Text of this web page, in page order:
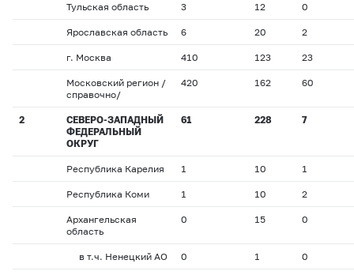
Тульская область 3 12 0
Ярославская область 6 20 2
г. Москва 410 123 23
Московский регион /
справочно/
420 162 60
2
СЕВЕРО-ЗАПАДНЫЙ
ФЕДЕРАЛЬНЫЙ
ОКРУГ
61 228 7
Республика Карелия 1 10 1
Республика Коми 1 10 2
Архангельская
область
0 15 0
в т.ч. Ненецкий АО 0 1 0